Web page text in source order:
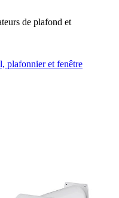
de plafond et
plafonnier et fenêtre